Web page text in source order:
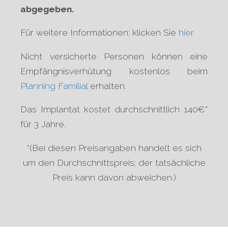
abgegeben.
Für weitere Informationen: klicken Sie hier.
Nicht versicherte Personen können eine
Empfängnisverhütung kostenlos beim
Planning Familial erhalten.
Das Implantat kostet durchschnittlich 140€*
für 3 Jahre.
*(Bei diesen Preisangaben handelt es sich
um den Durchschnittspreis; der tatsächliche
Preis kann davon abweichen.)